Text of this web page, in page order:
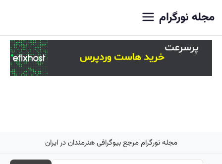
مجله نورگرام
مجله نورگرام مرجع بیوگرافی هنرمندان در ایران